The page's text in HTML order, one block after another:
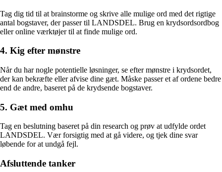
Tag dig tid til at brainstorme og skrive alle mulige ord med det rigtige
antal bogstaver, der passer til LANDSDEL. Brug en krydsordsordbog
eller online værktøjer til at finde mulige ord.
4. Kig efter mønstre
Når du har nogle potentielle løsninger, se efter mønstre i krydsordet,
der kan bekræfte eller afvise dine gæt. Måske passer et af ordene bedre
end de andre, baseret på de krydsende bogstaver.
5. Gæt med omhu
Tag en beslutning baseret på din research og prøv at udfylde ordet
LANDSDEL. Vær forsigtig med at gå videre, og tjek dine svar
løbende for at undgå fejl.
Afsluttende tanker